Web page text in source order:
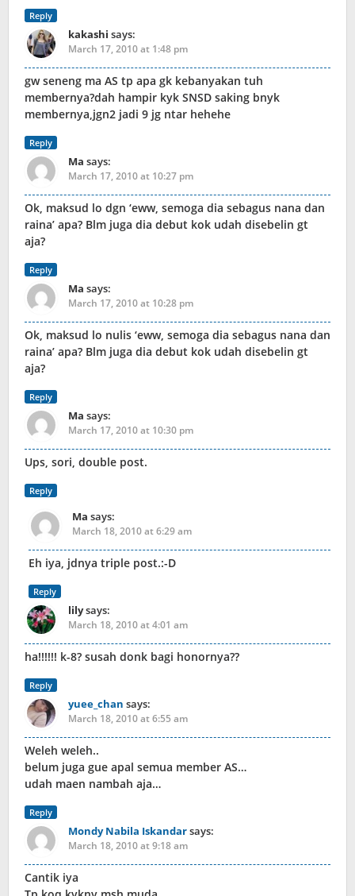
Reply
kakashi says:
March 17, 2010 at 1:48 pm
gw seneng ma AS tp apa gk kebanyakan tuh
membernya?dah hampir kyk SNSD saking bnyk
membernya,jgn2 jadi 9 jg ntar hehehe
Reply
Ma says:
March 17, 2010 at 10:27 pm
Ok, maksud lo dgn ‘eww, semoga dia sebagus nana dan
raina’ apa? Blm juga dia debut kok udah disebelin gt
aja?
Reply
Ma says:
March 17, 2010 at 10:28 pm
Ok, maksud lo nulis ‘eww, semoga dia sebagus nana dan
raina’ apa? Blm juga dia debut kok udah disebelin gt
aja?
Reply
Ma says:
March 17, 2010 at 10:30 pm
Ups, sori, double post.
Reply
Ma says:
March 18, 2010 at 6:29 am
Eh iya, jdnya triple post.:-D
Reply
lilysays:
March 18, 2010 at 4:01 am
ha!!!!!! k-8? susah donk bagi honornya??
Reply
yuee_chan says:
March 18, 2010 at 6:55 am
Weleh weleh..
belum juga gue apal semua member AS…
udah maen nambah aja…
Reply
Mondy Nabila Iskandarsays:
March 18, 2010 at 9:18 am
Cantik iya